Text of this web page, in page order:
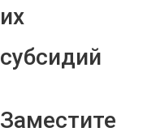
их
субсидий
Заместите